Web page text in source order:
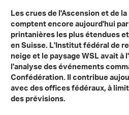
Les crues de l'Ascension et de
comptent encore aujourd'hui
printanières les plus étendues
en Suisse. L'Institut fédéral de
neige et le paysage WSL avait
l'analyse des événements
Confédération. Il contribue
avec des offices fédéraux, à
des prévisions.